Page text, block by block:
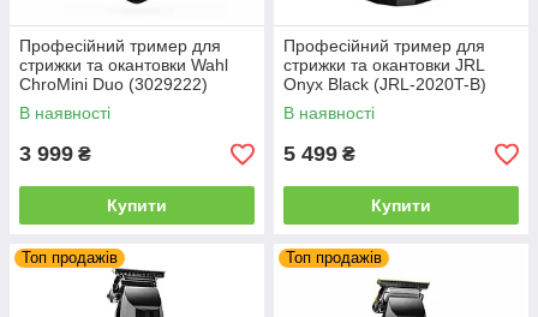
Професійний тример для
стрижки та окантовки Wahl
ChroMini Duo (3029222)
В наявності
3 999 ₴
Купити
Професійний тример для
стрижки та окантовки JRL
Onyx Black (JRL-2020T-B)
В наявності
5 499 ₴
Купити
Топ продажів Топ продажів